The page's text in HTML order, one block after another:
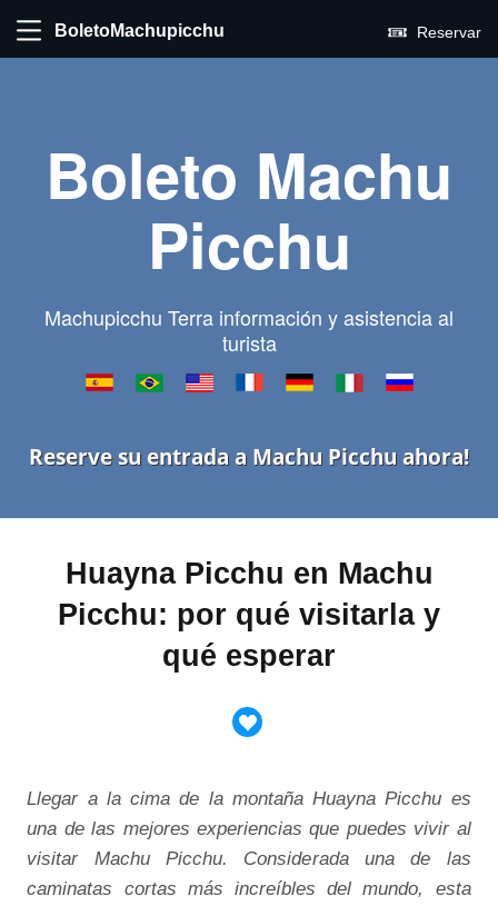
BoletoMachupicchu Reservar
Boleto Machu
Picchu
Machupicchu Terra información y asistencia al
turista
Reserve su entrada a Machu Picchu ahora!
Huayna Picchu en Machu
Picchu: por qué visitarla y
qué esperar
Llegar a la cima de la montaña Huayna Picchu es
una de las mejores experiencias que puedes vivir al
visitar Machu Picchu. Considerada una de las
caminatas cortas más increíbles del mundo, esta